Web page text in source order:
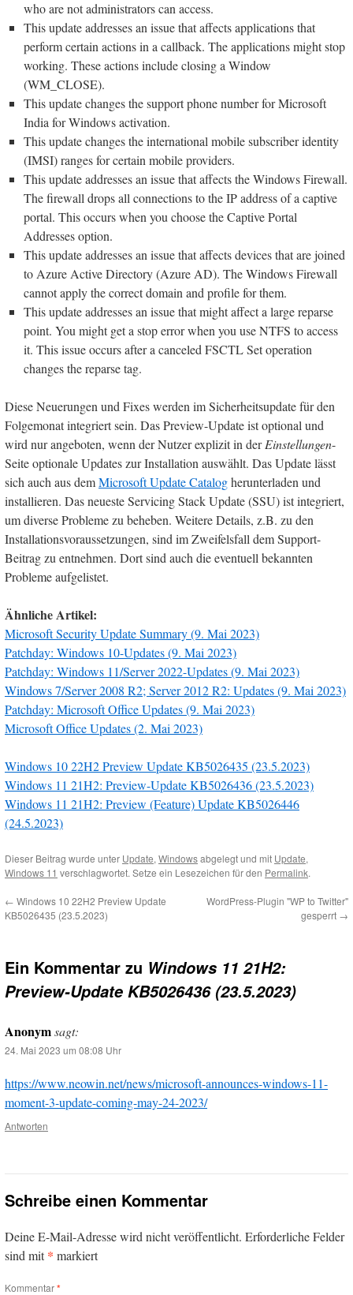
who are not administrators can access.
This update addresses an issue that affects applications that
perform certain actions in a callback. The applications might stop
working. These actions include closing a Window
(WM_CLOSE).
This update changes the support phone number for Microsoft
India for Windows activation.
This update changes the international mobile subscriber identity
(IMSI) ranges for certain mobile providers.
This update addresses an issue that affects the Windows Firewall.
The firewall drops all connections to the IP address of a captive
portal. This occurs when you choose the Captive Portal
Addresses option.
This update addresses an issue that affects devices that are joined
to Azure Active Directory (Azure AD). The Windows Firewall
cannot apply the correct domain and profile for them.
This update addresses an issue that might affect a large reparse
point. You might get a stop error when you use NTFS to access
it. This issue occurs after a canceled FSCTL Set operation
changes the reparse tag.
Diese Neuerungen und Fixes werden im Sicherheitsupdate für den
Folgemonat integriert sein. Das Preview-Update ist optional und
wird nur angeboten, wenn der Nutzer explizit in derEinstellungen-
Seite optionale Updates zur Installation auswählt. Das Update lässt
sich auch aus demMicrosoft Update Catalogherunterladen und
installieren. Das neueste Servicing Stack Update (SSU) ist integriert,
um diverse Probleme zu beheben. Weitere Details, z.B. zu den
Installationsvoraussetzungen, sind im Zweifelsfall dem Support-
Beitrag zu entnehmen. Dort sind auch die eventuell bekannten
Probleme aufgelistet.
Ähnliche Artikel:
Microsoft Security Update Summary (9. Mai 2023)
Patchday: Windows 10-Updates (9. Mai 2023)
Patchday: Windows 11/Server 2022-Updates (9. Mai 2023)
Windows 7/Server 2008 R2; Server 2012 R2: Updates (9. Mai 2023)
Patchday: Microsoft Office Updates (9. Mai 2023)
Microsoft Office Updates (2. Mai 2023)
Windows 10 22H2 Preview Update KB5026435 (23.5.2023)
Windows 11 21H2: Preview-Update KB5026436 (23.5.2023)
Windows 11 21H2: Preview (Feature) Update KB5026446
(24.5.2023)
Dieser Beitrag wurde unter Update, Windowsabgelegt und mit Update,
Windows 11 verschlagwortet. Setze ein Lesezeichen für den Permalink.
← Windows 10 22H2 Preview Update
KB5026435 (23.5.2023)
WordPress-Plugin "WP to Twitter"
gesperrt →
Ein Kommentar zu Windows 11 21H2:
Preview-Update KB5026436 (23.5.2023)
Anonymsagt:
24. Mai 2023 um 08:08 Uhr
https://www.neowin.net/news/microsoft-announces-windows-11-
moment-3-update-coming-may-24-2023/
Antworten
Schreibe einen Kommentar
Deine E-Mail-Adresse wird nicht veröffentlicht. Erforderliche Felder
sind mit* markiert
Kommentar*